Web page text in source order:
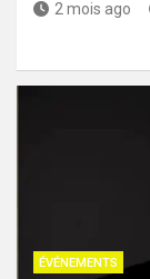
2 mois ago
ÉVÉNEMENTS